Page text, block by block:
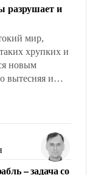
разрушает и
мир,
хрупких и
новым
вытесняя и
требование к
и
помогать
и
– задача со